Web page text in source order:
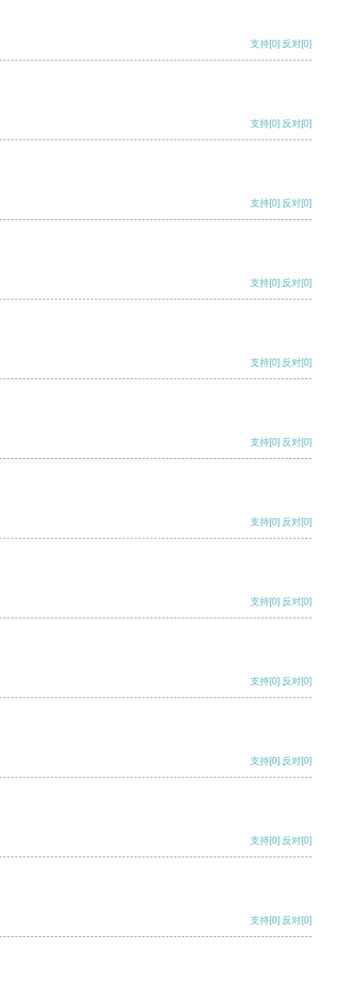
支持[0] 反对[0]
支持[0] 反对[0]
支持[0] 反对[0]
支持[0] 反对[0]
支持[0] 反对[0]
支持[0] 反对[0]
支持[0] 反对[0]
支持[0] 反对[0]
支持[0] 反对[0]
支持[0] 反对[0]
支持[0] 反对[0]
支持[0] 反对[0]